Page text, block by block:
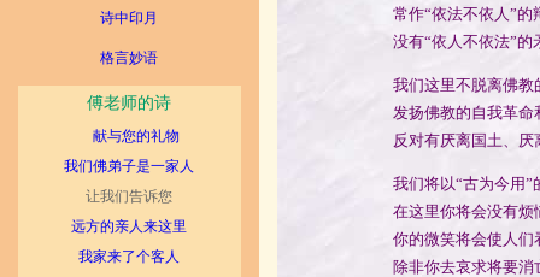
诗中印月
格言妙语
傅老师的诗
献与您的礼物
我们佛弟子是一家人
让我们告诉您
远方的亲人来这里
我家来了个客人
常作“依法不依人”的辩
没有“依人不依法”的矛
我们这里不脱离佛教的辩证
发扬佛教的自我革命和报
反对有厌离国土、厌离众生
我们将以“古为今用”的形
在这里你将会没有烦恼、
你的微笑将会使人们看到从
除非你去哀求将要消亡的